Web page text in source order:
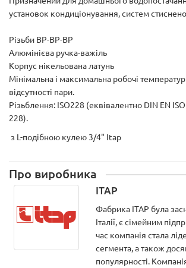
установок кондиціонування, систем
Різьби ВР-ВР-ВР
Алюмінієва ручка-важіль
Корпус нікельована латунь
Мінімальна і максимальна робочі
відсутності пари.
Різьблення: ISO228 (еквівалентно DIN EN ISO
228).
з L-подібною кулею 3/4" Itap
Про виробника
ITAP
Фабрика ITAP була
Італії, є сімейним
час компанія стала
сегмента, а також
популярності.